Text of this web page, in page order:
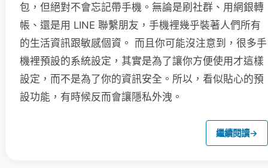
包，但絕對不會忘記帶手機。無論是刷社群、用網銀轉
帳、還是用 LINE 聯繫朋友，手機裡幾乎裝著人們所有
的生活資訊跟敏感個資。 而且你可能沒注意到，很多手
機裡預設的系統設定，其實是為了讓你方便使用才這樣
設定，而不是為了你的資訊安全。所以，看似貼心的預
設功能，有時候反而會讓隱私外洩。
繼續閱讀→